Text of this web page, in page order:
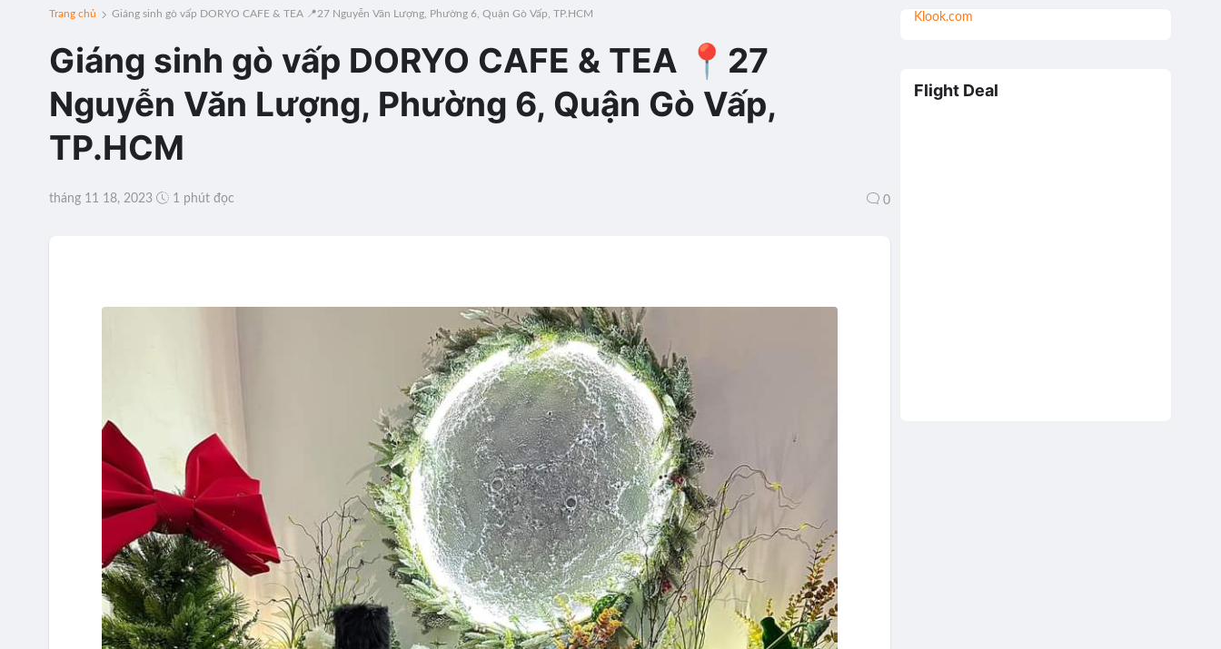
Trang chủ Giáng sinh gò vấp DORYO CAFE & TEA 📍27 Nguyễn Văn Lượng, Phường 6, Quận Gò Vấp, TP.HCM
Giáng sinh gò vấp DORYO CAFE & TEA 📍27
Nguyễn Văn Lượng, Phường 6, Quận Gò Vấp,
TP.HCM
tháng 11 18, 2023 1 phút đọc 0
Klook.com
Flight Deal